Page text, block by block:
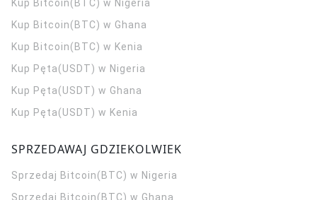
Kup Bitcoin(BTC) w Nigeria
Kup Bitcoin(BTC) w Ghana
Kup Bitcoin(BTC) w Kenia
Kup Pęta(USDT) w Nigeria
Kup Pęta(USDT) w Ghana
Kup Pęta(USDT) w Kenia
SPRZEDAWAJ GDZIEKOLWIEK
Sprzedaj Bitcoin(BTC) w Nigeria
Sprzedaj Bitcoin(BTC) w Ghana